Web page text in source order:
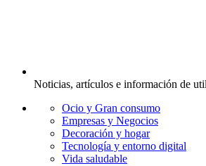
Noticias, artículos e información de
Ocio y Gran consumo
Empresas y Negocios
Decoración y hogar
Tecnología y entorno digital
Vida saludable